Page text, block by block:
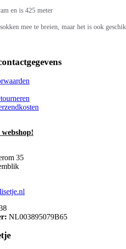
en is 425 meter
mee te breien, maar het is ook
35
NL003895079B65